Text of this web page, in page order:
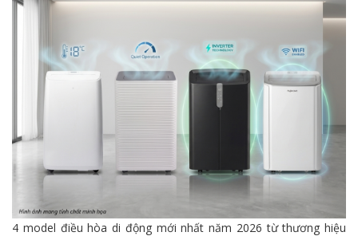
4 model điều hòa di động mới nhất năm 2026 từ thương hiệu